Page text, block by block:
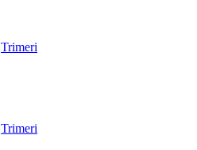
Trimeri
Trimeri